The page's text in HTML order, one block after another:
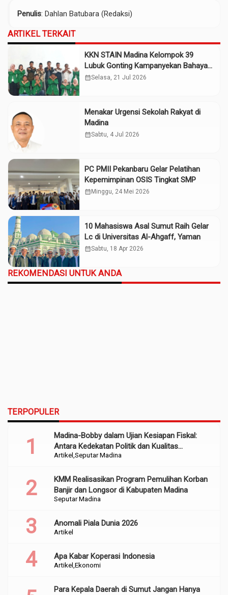
Penulis: Dahlan Batubara (Redaksi)
ARTIKEL TERKAIT
KKN STAIN Madina Kelompok 39
Lubuk Gonting Kampanyekan Bahaya
Narkoba, Judi Online
calendar_monthSelasa, 21 Jul 2026
Menakar Urgensi Sekolah Rakyat di
Madina
calendar_monthSabtu, 4 Jul 2026
PC PMII Pekanbaru Gelar Pelatihan
Kepemimpinan OSIS Tingkat SMP
calendar_month Minggu, 24 Mei 2026
10 Mahasiswa Asal Sumut Raih Gelar
Lc di Universitas Al-Ahgaff, Yaman
calendar_monthSabtu, 18 Apr 2026
REKOMENDASI UNTUK ANDA
TERPOPULER
Artikel Seputar Madina
Madina-Bobby dalam Ujian Kesiapan Fiskal:
Antara Kedekatan Politik dan Kualitas
Perencanaan
Seputar Madina
KMM Realisasikan Program Pemulihan Korban
Banjir dan Longsor di Kabupaten Madina
Artikel
Anomali Piala Dunia 2026
Artikel Ekonomi
Apa Kabar Koperasi Indonesia
Para Kepala Daerah di Sumut Jangan Hanya